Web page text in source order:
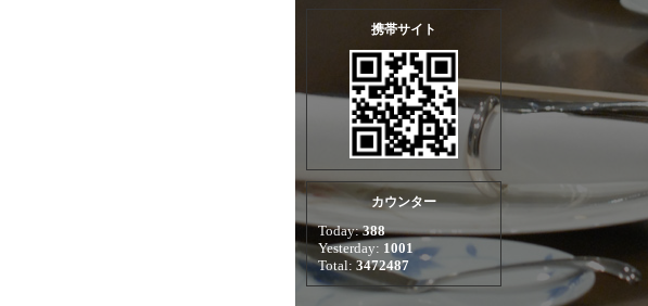
携帯サイト
カウンター
Today:388
Yesterday: 1001
Total: 3472487